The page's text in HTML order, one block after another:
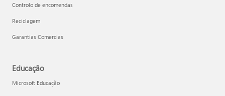
Controlo de encomendas
Reciclagem
Garantias Comercias
Educação
Microsoft Educação